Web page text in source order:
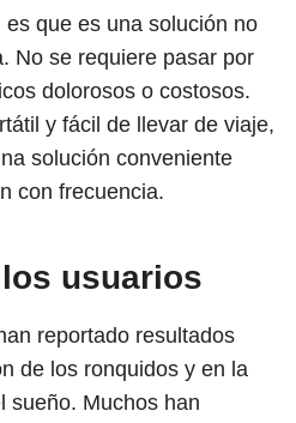
que es una solución no
No se requiere pasar por
dolorosos o costosos.
y fácil de llevar de viaje,
solución conveniente
con frecuencia.
usuarios
reportado resultados
de los ronquidos y en la
sueño. Muchos han